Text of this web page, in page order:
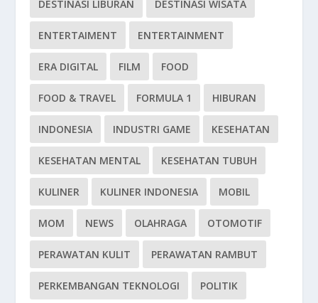
DESTINASI LIBURAN DESTINASI WISATA
ENTERTAIMENT ENTERTAINMENT
ERA DIGITAL FILM FOOD
FOOD & TRAVEL FORMULA 1 HIBURAN
INDONESIA INDUSTRI GAME KESEHATAN
KESEHATAN MENTAL KESEHATAN TUBUH
KULINER KULINER INDONESIA MOBIL
MOM NEWS OLAHRAGA OTOMOTIF
PERAWATAN KULIT PERAWATAN RAMBUT
PERKEMBANGAN TEKNOLOGI POLITIK